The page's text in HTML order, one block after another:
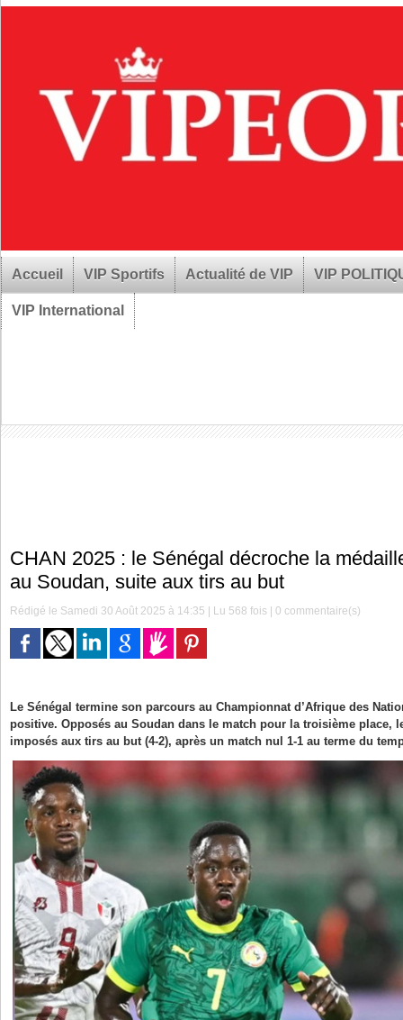
Accueil VIP Sportifs Actualité de VIP VIP
VIP International
CHAN 2025 : le Sénégal décroche la
au Soudan, suite aux tirs au but
Rédigé le Samedi 30 Août 2025 à 14:35 | Lu 568 fois |0 commentaire(s)
Le Sénégal termine son parcours au Championnat d’Afrique des
positive. Opposés au Soudan dans le match pour la troisième place,
imposés aux tirs au but (4-2), après un match nul 1-1 au terme du